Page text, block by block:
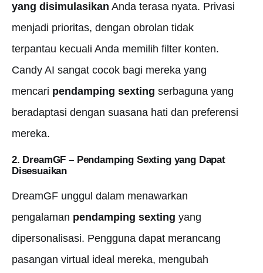
yang disimulasikan Anda terasa nyata. Privasi
menjadi prioritas, dengan obrolan tidak
terpantau kecuali Anda memilih filter konten.
Candy AI sangat cocok bagi mereka yang
mencari pendamping sexting serbaguna yang
beradaptasi dengan suasana hati dan preferensi
mereka.
2. DreamGF – Pendamping Sexting yang Dapat
Disesuaikan
DreamGF unggul dalam menawarkan
pengalaman pendamping sexting yang
dipersonalisasi. Pengguna dapat merancang
pasangan virtual ideal mereka, mengubah